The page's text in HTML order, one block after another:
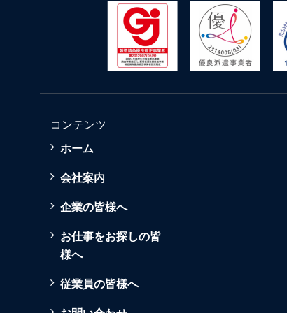
コンテンツ
ホーム
会社案内
企業の皆様へ
お仕事をお探しの皆
様へ
従業員の皆様へ